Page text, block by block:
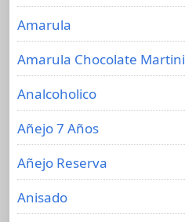
Amarula
Amarula Chocolate Martini
Analcoholico
Añejo 7 Años
Añejo Reserva
Anisado